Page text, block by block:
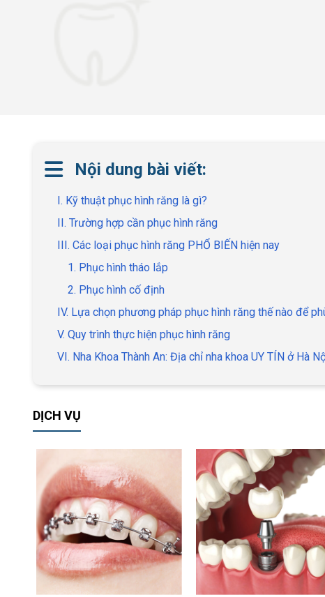
Nội dung bài viết:
I. Kỹ thuật phục hình răng là gì?
II. Trường hợp cần phục hình răng
III. Các loại phục hình răng PHỔ BIẾN hiện nay
1. Phục hình tháo lắp
2. Phục hình cố định
IV. Lựa chọn phương pháp phục hình răng thế nào để
V. Quy trình thực hiện phục hình răng
VI. Nha Khoa Thành An: Địa chỉ nha khoa UY TÍN ở Hà
DỊCH VỤ